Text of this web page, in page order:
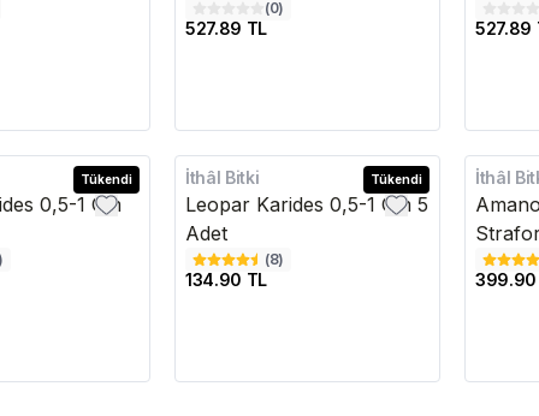
(0)
527.89 TL 527.89
Tükendi
0,5-1 Cm
Tükendi
İthâl Bitki
Leopar Karides 0,5-1 Cm 5
Adet
(8)
134.90 TL
İthâl
399.90